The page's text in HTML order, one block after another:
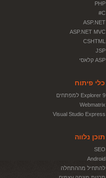
PHP
C#
ASP.NET
ASP.NET MVC
CSHTML
JSP
ASP קלאסי
כלי פיתוח
Explorer 9 למפתחים
Webmatrix
Visual Studio Express
תוכן נלווה
SEO
Android
להתחיל מההתחלה